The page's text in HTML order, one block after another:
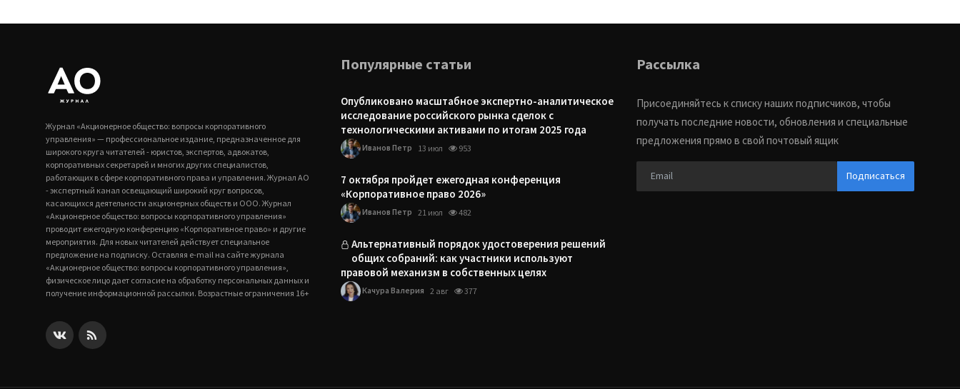
Журнал «Акционерное общество: вопросы корпоративного
управления» — профессиональное издание, предназначенное для
широкого круга читателей - юристов, экспертов, адвокатов,
корпоративных секретарей и многих других специалистов,
работающих в сфере корпоративного права и управления. Журнал АО
- экспертный канал освещающий широкий круг вопросов,
касающихся деятельности акционерных обществ и ООО. Журнал
«Акционерное общество: вопросы корпоративного управления»
проводит ежегодную конференцию «Корпоративное право» и другие
мероприятия. Для новых читателей действует специальное
предложение на подписку. Оставляя e-mail на сайте журнала
«Акционерное общество: вопросы корпоративного управления»,
физическое лицо дает согласие на обработку персональных данных и
получение информационной рассылки. Возрастные ограничения 16+
Популярные статьи
Опубликовано масштабное экспертно-аналитическое
исследование российского рынка сделок с
технологическими активами по итогам 2025 года
Иванов Петр 13 июл 953
7 октября пройдет ежегодная конференция
«Корпоративное право 2026»
Иванов Петр 21 июл 482
Альтернативный порядок удостоверения решений
общих собраний: как участники используют
правовой механизм в собственных целях
Качура Валерия 2 авг 377
Рассылка
Присоединяйтесь к списку наших подписчиков, чтобы
получать последние новости, обновления и специальные
предложения прямо в свой почтовый ящик
Подписаться